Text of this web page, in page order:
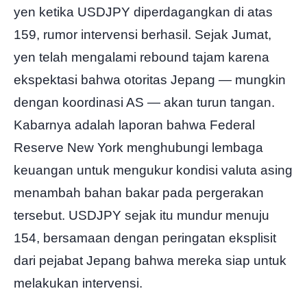
yen ketika USDJPY diperdagangkan di atas
159, rumor intervensi berhasil. Sejak Jumat,
yen telah mengalami rebound tajam karena
ekspektasi bahwa otoritas Jepang — mungkin
dengan koordinasi AS — akan turun tangan.
Kabarnya adalah laporan bahwa Federal
Reserve New York menghubungi lembaga
keuangan untuk mengukur kondisi valuta asing
menambah bahan bakar pada pergerakan
tersebut. USDJPY sejak itu mundur menuju
154, bersamaan dengan peringatan eksplisit
dari pejabat Jepang bahwa mereka siap untuk
melakukan intervensi.